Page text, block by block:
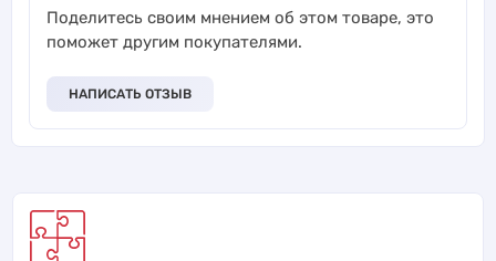
Поделитесь своим мнением об этом товаре, это
поможет другим покупателями.
НАПИСАТЬ ОТЗЫВ